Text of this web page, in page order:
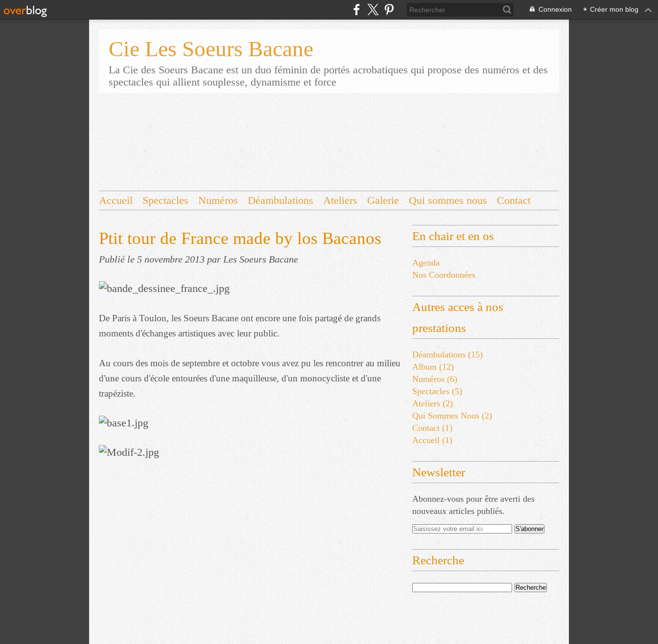
Connexion + Créer mon blog
Cie Les Soeurs Bacane
La Cie des Soeurs Bacane est un duo féminin de portés acrobatiques qui propose des numéros et des
spectacles qui allient souplesse, dynamisme et force
Accueil Spectacles Numéros Déambulations Ateliers Galerie Qui sommes nous Contact
Ptit tour de France made by los Bacanos
Publié le 5 novembre 2013 par Les Soeurs Bacane
De Paris à Toulon, les Soeurs Bacane ont encore une fois partagé de grands
moments d'échanges artistiques avec leur public.
Au cours des mois de septembre et octobre vous avez pu les rencontrer au milieu
d'une cours d'école entourées d'une maquilleuse, d'un monocycliste et d'une
trapéziste.
En chair et en os
Agenda
Nos Coordonnées
Autres acces à nos
prestations
Déambulations (15)
Album (12)
Numéros (6)
Spectacles (5)
Ateliers (2)
Qui Sommes Nous (2)
Contact (1)
Accueil (1)
Newsletter
Abonnez-vous pour être averti des
nouveaux articles publiés.
Recherche